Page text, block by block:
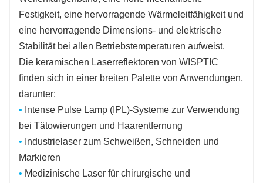
Festigkeit, eine hervorragende Wärmeleitfähigkeit und
eine hervorragende Dimensions- und elektrische
Stabilität bei allen Betriebstemperaturen aufweist.
Die keramischen Laserreflektoren von WISPTIC
finden sich in einer breiten Palette von Anwendungen,
darunter:
• Intense Pulse Lamp (IPL)-Systeme zur Verwendung
bei Tätowierungen und Haarentfernung
• Industrielaser zum Schweißen, Schneiden und
Markieren
• Medizinische Laser für chirurgische und